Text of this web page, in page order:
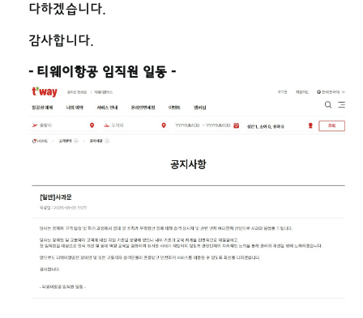
다하겠습니다.
감사합니다.
- 티웨이항공 임직원 일동 -